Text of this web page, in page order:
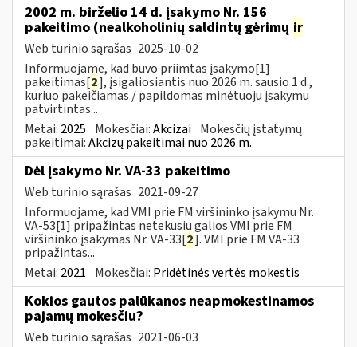
2002 m. birželio 14 d. įsakymo Nr. 156
pakeitimo (nealkoholinių saldintų gėrimų ir
Web turinio sąrašas 2025-10-02
Informuojame, kad buvo priimtas įsakymo[1]
pakeitimas[2], įsigaliosiantis nuo 2026 m. sausio 1 d.,
kuriuo pakeičiamas / papildomas minėtuoju įsakymu
patvirtintas...
Metai: 2025 Mokesčiai:Akcizai Mokesčių įstatymų
pakeitimai:Akcizų pakeitimai nuo 2026 m.
Dėl įsakymo Nr. VA-33 pakeitimo
Web turinio sąrašas 2021-09-27
Informuojame, kad VMI prie FM viršininko įsakymu Nr.
VA-53[1] pripažintas netekusiu galios VMI prie FM
viršininko įsakymas Nr. VA-33[2]. VMI prie FM VA-33
pripažintas...
Metai: 2021 Mokesčiai: Pridėtinės vertės mokestis
Kokios gautos palūkanos neapmokestinamos
pajamų mokesčiu?
Web turinio sąrašas 2021-06-03